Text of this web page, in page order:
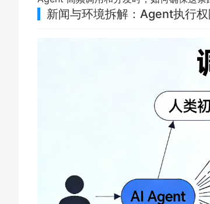
新闻与环境拆解：Agent执行权